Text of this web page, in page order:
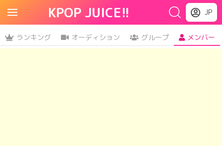
KPOP JUICE!! JP
ランキング オーディション グループ メンバー